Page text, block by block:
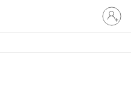
vous
à
compte